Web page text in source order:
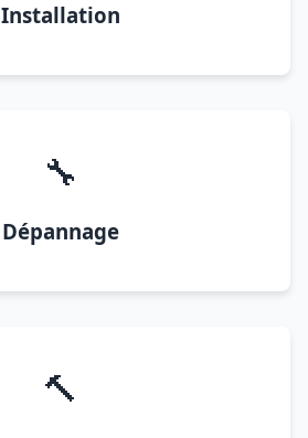
Installation
🔧
Dépannage
🔨